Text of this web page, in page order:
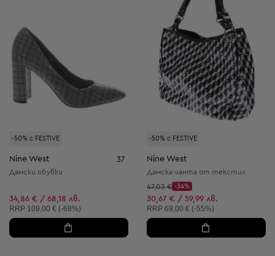
-50% с FESTIVE
Nine West 37
Дамски обувки
34,86 € / 68,18 лв.
Препоръчителна цена:
RRP 109,00 € (-68%)
-50% с FESTIVE
Nine West
Дамска чанта от текстил
Начална цена:
47,03 €
Discount Price:
-34%
Намалена цена:
30,67 € / 59,99 лв.
Препоръчителна цена:
RRP 69,00 € (-55%)